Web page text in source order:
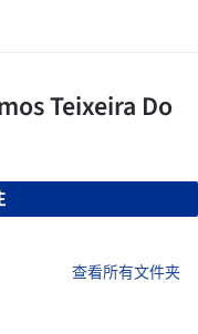
查看所有文件夹